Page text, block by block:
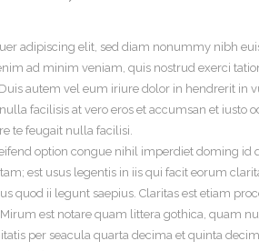
adipiscing elit, sed diam nonummy nibh
ad minim veniam, quis nostrud exerci
autem vel eum iriure dolor in hendrerit in
facilisis at vero eros et accumsan et iusto
te feugait nulla facilisi.
option congue nihil imperdiet doming id
est usus legentis in iis qui facit eorum
quod ii legunt saepius. Claritas est etiam
est notare quam littera gothica, quam
per seacula quarta decima et quinta